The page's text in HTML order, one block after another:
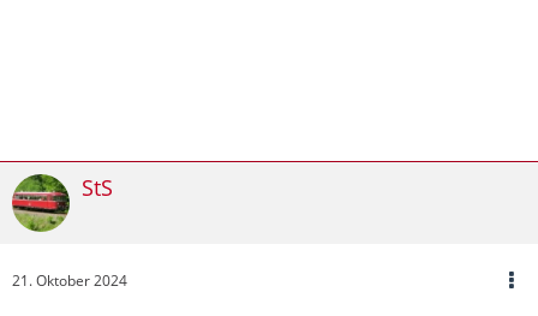
StS
21. Oktober 2024